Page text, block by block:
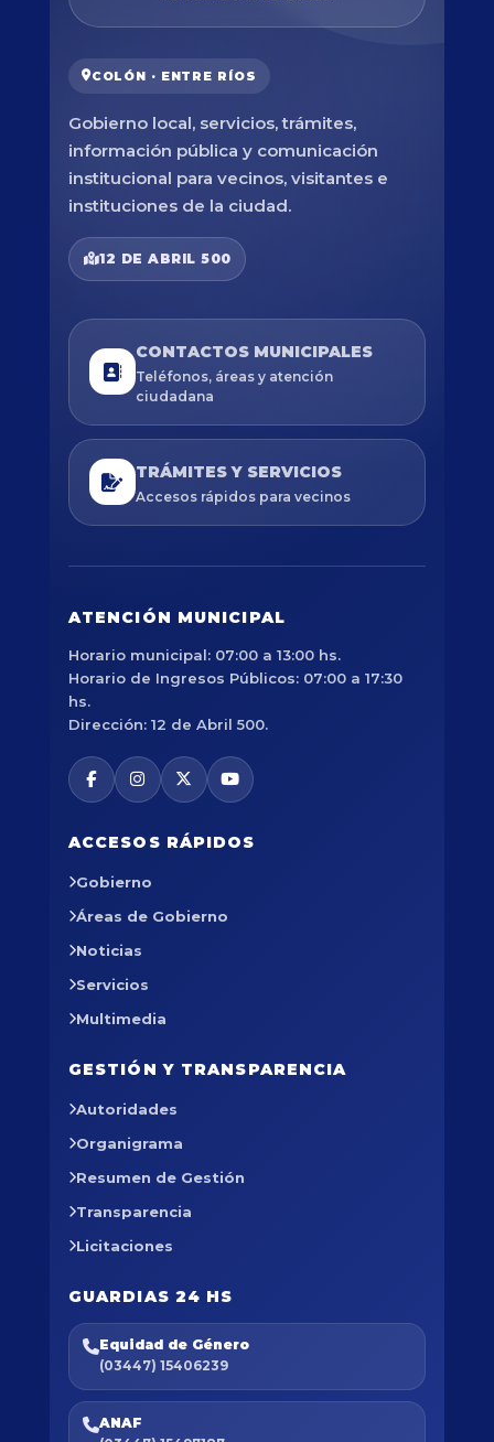
COLÓN · ENTRE RÍOS
Gobierno local, servicios, trámites,
información pública y comunicación
institucional para vecinos, visitantes e
instituciones de la ciudad.
12 DE ABRIL 500
CONTACTOS MUNICIPALES
Teléfonos, áreas y atención
ciudadana
TRÁMITES Y SERVICIOS
Accesos rápidos para vecinos
ATENCIÓN MUNICIPAL
Horario municipal: 07:00 a 13:00 hs.
Horario de Ingresos Públicos: 07:00 a 17:30
hs.
Dirección: 12 de Abril 500.
ACCESOS RÁPIDOS
Gobierno
Áreas de Gobierno
Noticias
Servicios
Multimedia
GESTIÓN Y TRANSPARENCIA
Autoridades
Organigrama
Resumen de Gestión
Transparencia
Licitaciones
GUARDIAS 24 HS
Equidad de Género
(03447) 15406239
ANAF